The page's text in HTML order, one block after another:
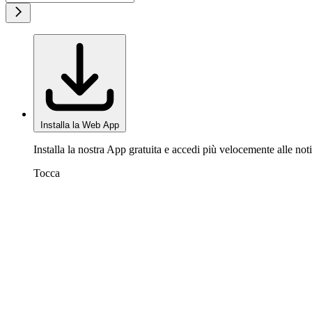
Installa la Web App
Installa la nostra App gratuita e accedi più velocemente alle
Tocca